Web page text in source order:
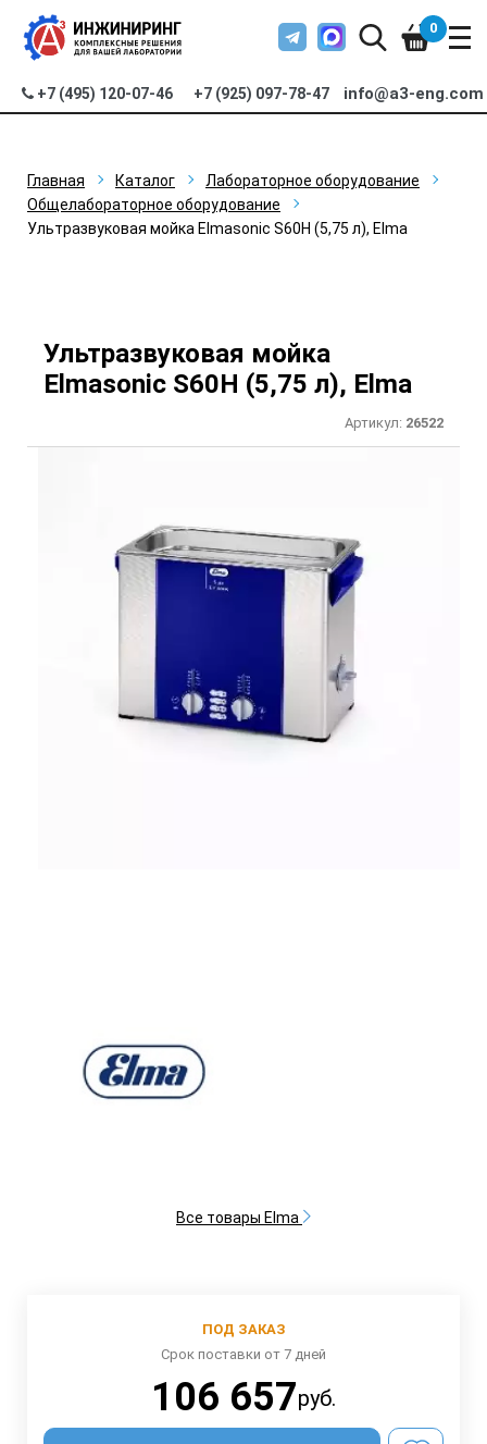
+7 (495) 120-07-46 +7 (925) 097-78-47 info@a3-eng.com
0
Главная Каталог
Лабораторное оборудование
Общелабораторное оборудование
Ультразвуковая мойка Elmasonic S60H (5,75 л), Elma
Ультразвуковая мойка
Elmasonic S60H (5,75 л), Elma
Артикул: 26522
Все товары Elma
ПОД ЗАКАЗ
Срок поставки от 7 дней
106 657руб.